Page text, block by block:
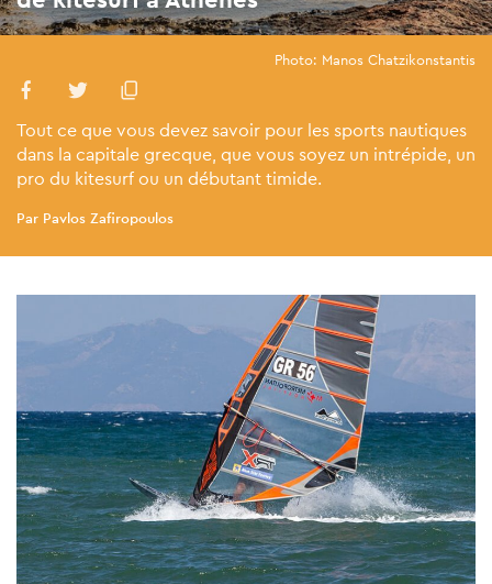
Photo: Manos Chatzikonstantis
Tout ce que vous devez savoir pour les sports nautiques
dans la capitale grecque, que vous soyez un intrépide, un
pro du kitesurf ou un débutant timide.
Par Pavlos Zafiropoulos